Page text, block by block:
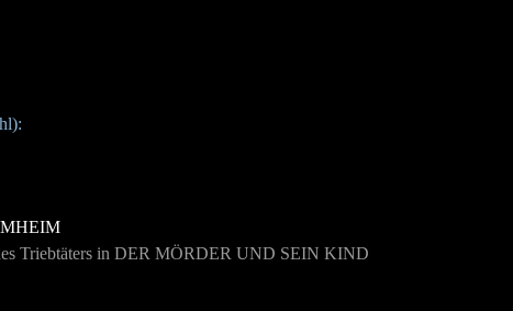
Triebtäters in DER MÖRDER UND SEIN KIND